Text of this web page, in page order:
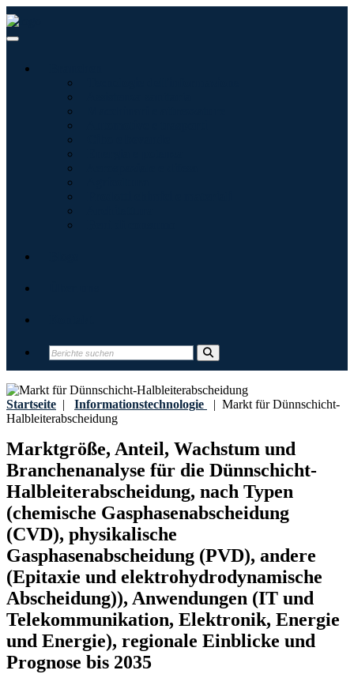
Startseite | Informationstechnologie | Markt für Dünnschicht-
Halbleiterabscheidung
Marktgröße, Anteil, Wachstum und
Branchenanalyse für die Dünnschicht-
Halbleiterabscheidung, nach Typen
(chemische Gasphasenabscheidung
(CVD), physikalische
Gasphasenabscheidung (PVD), andere
(Epitaxie und elektrohydrodynamische
Abscheidung)), Anwendungen (IT und
Telekommunikation, Elektronik, Energie
und Energie), regionale Einblicke und
Prognose bis 2035